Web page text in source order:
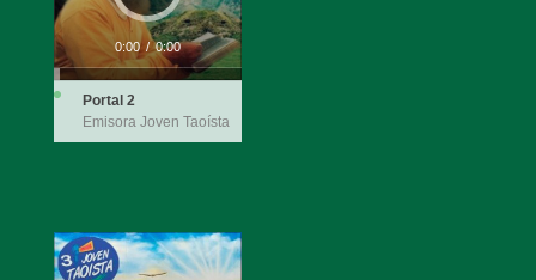
0:00 / 0:00
Portal 2
Emisora Joven Taoísta
Reproductor
de